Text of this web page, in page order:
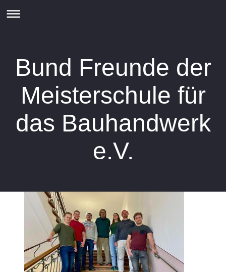
Bund Freunde der
Meisterschule für
das Bauhandwerk
e.V.